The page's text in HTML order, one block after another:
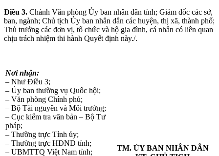
Điều 3. Chánh Văn phòng Ủy ban nhân dân tỉnh; Giám đốc các sở,
ban, ngành; Chủ tịch Ủy ban nhân dân các huyện, thị xã, thành phố;
Thủ trưởng các đơn vị, tổ chức và hộ gia đình, cá nhân có liên quan
chịu trách nhiệm thi hành Quyết định này./.
Nơi nhận:
– Như Điều 3;
– Ủy ban thường vụ Quốc hội;
– Văn phòng Chính phủ;
– Bộ Tài nguyên và Môi trường;
– Cục kiểm tra văn bản – Bộ Tư
pháp;
– Thường trực Tỉnh ủy;
– Thường trực HĐND tỉnh;
– UBMTTQ Việt Nam tỉnh;
TM. ỦY BAN NHÂN DÂN